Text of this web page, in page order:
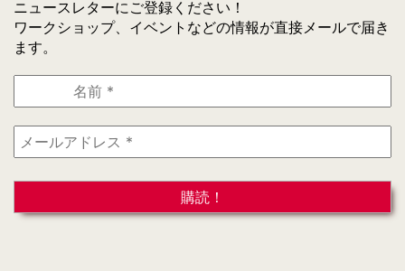
ニュースレターにご登録ください！
ワークショップ、イベントなどの情報が直接メールで届き
ます。
前
*
ー
ド